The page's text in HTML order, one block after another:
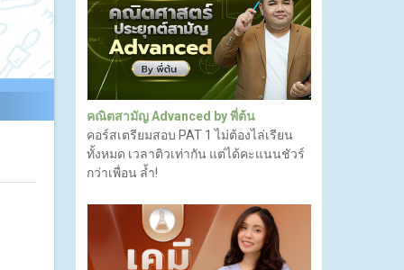
คณิตสามัญ Advanced by พี่ต้น
คอร์สเตรียมสอบ PAT 1 ไม่ต้องไล่เรียน
ทั้งหมด เวลาติวเท่ากัน แต่ได้คะแนนชัวร์
กว่าเพื่อน ล้ำ!